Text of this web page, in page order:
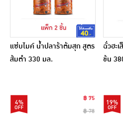
แซ่บไมค์ น้ำปลาร้าต้มสุก สูตร
ส้มตำ 330 มล.
4%
฿ 75
฿ 78
ฉั่วฮะ
ข้น
19%